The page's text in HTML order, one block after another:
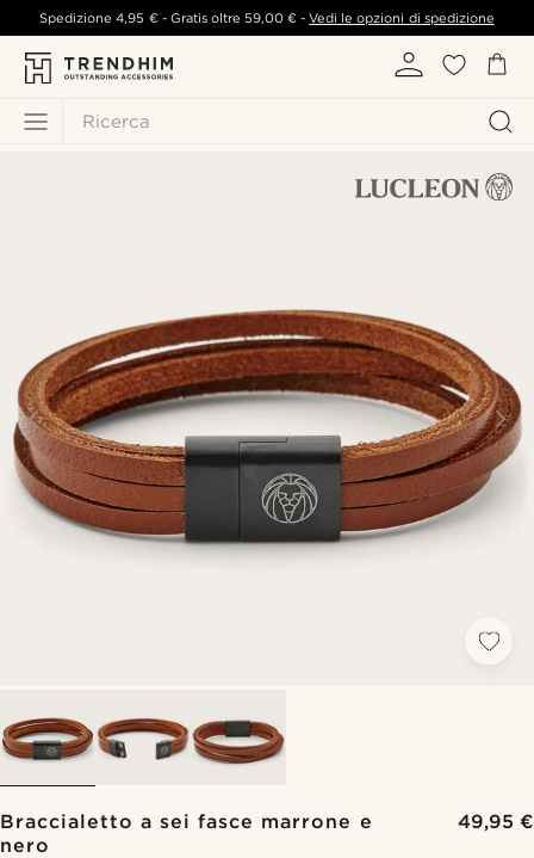
Ricerca
Spedizione4,95 €- Gratis oltre 59,00 € -Vedi le opzioni di spedizione
Braccialetto a sei fasce marrone e
nero
49,95 €